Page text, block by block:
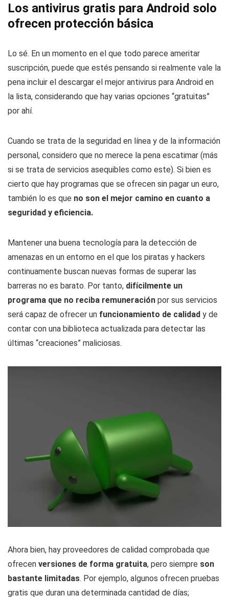
Los antivirus gratis para Android solo
ofrecen protección básica
Lo sé. En un momento en el que todo parece ameritar
suscripción, puede que estés pensando si realmente vale la
pena incluir el descargar el mejor antivirus para Android en
la lista, considerando que hay varias opciones “gratuitas”
por ahí.
Cuando se trata de la seguridad en línea y de la información
personal, considero que no merece la pena escatimar (más
si se trata de servicios asequibles como este). Si bien es
cierto que hay programas que se ofrecen sin pagar un euro,
también lo es que no son el mejor camino en cuanto a
seguridad y eficiencia.
Mantener una buena tecnología para la detección de
amenazas en un entorno en el que los piratas y hackers
continuamente buscan nuevas formas de superar las
barreras no es barato. Por tanto, difícilmente un
programa que no reciba remuneración por sus servicios
será capaz de ofrecer un funcionamiento de calidad y de
contar con una biblioteca actualizada para detectar las
últimas “creaciones” maliciosas.
Ahora bien, hay proveedores de calidad comprobada que
ofrecen versiones de forma gratuita, pero siempre son
bastante limitadas. Por ejemplo, algunos ofrecen pruebas
gratis que duran una determinada cantidad de días;